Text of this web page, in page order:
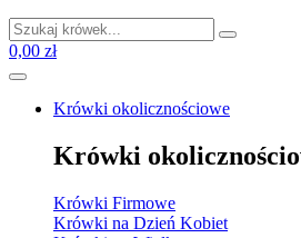
0,00 zł
Krówki okolicznościowe
Krówki
Krówki Firmowe
Krówki na Dzień Kobiet